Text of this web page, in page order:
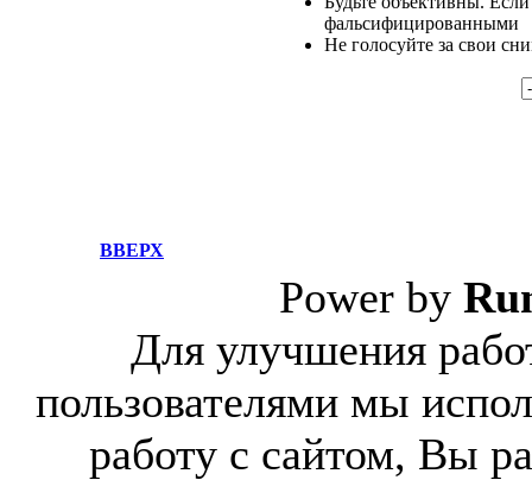
фальсифицированными
Не голосуйте за свои
ВВЕРХ
Power by
Для улучшения
пользователями мы
работу с сайтом, Вы